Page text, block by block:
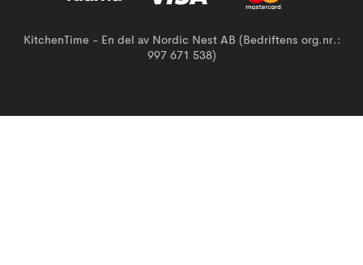
KitchenTime - En del av Nordic Nest AB (Bedriftens org.nr.:
997 671 538)